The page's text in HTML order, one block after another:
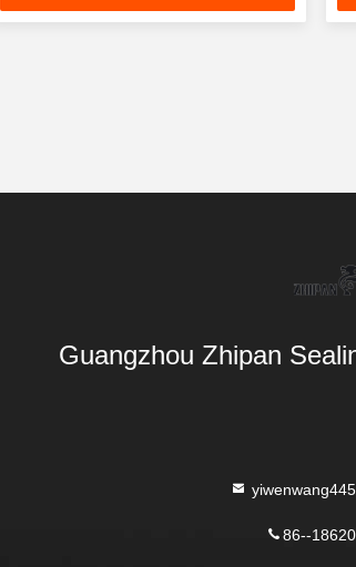
Guangzhou Zhipan
86--